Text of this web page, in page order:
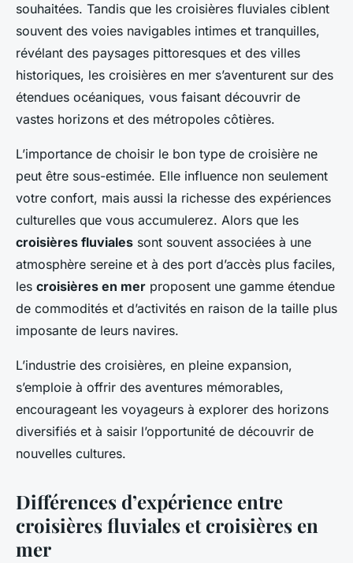
souhaitées. Tandis que les croisières fluviales ciblent
souvent des voies navigables intimes et tranquilles,
révélant des paysages pittoresques et des villes
historiques, les croisières en mer s’aventurent sur des
étendues océaniques, vous faisant découvrir de
vastes horizons et des métropoles côtières.
L’importance de choisir le bon type de croisière ne
peut être sous-estimée. Elle influence non seulement
votre confort, mais aussi la richesse des expériences
culturelles que vous accumulerez. Alors que les
croisières fluviales sont souvent associées à une
atmosphère sereine et à des port d’accès plus faciles,
les croisières en mer proposent une gamme étendue
de commodités et d’activités en raison de la taille plus
imposante de leurs navires.
L’industrie des croisières, en pleine expansion,
s’emploie à offrir des aventures mémorables,
encourageant les voyageurs à explorer des horizons
diversifiés et à saisir l’opportunité de découvrir de
nouvelles cultures.
Différences d’expérience entre
croisières fluviales et croisières en
mer